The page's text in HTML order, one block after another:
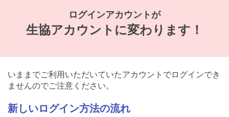
ログインアカウントが
⽣協アカウントに変わります！
いままでご利⽤いただいていたアカウントでログインでき
ませんのでご注意ください。
新しいログイン⽅法の流れ